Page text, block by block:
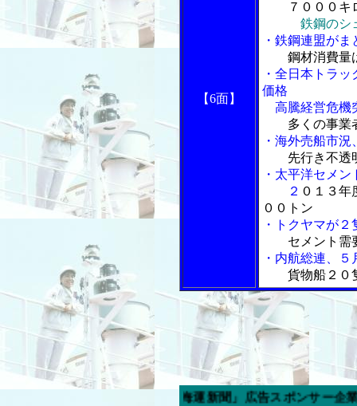
【6面】
７０００キ
鉄鋼のシ
・鉄鋼連盟が
鋼材消費量
・全日本トラ
価格
高騰経営危機
多くの事業
・海外売船市
先行き不透
・太平洋セメ
２ ０１３年
００トン
・トクヤマが
セメント需
・内航総連、
貨物船２０
の「内航海運新聞」広告スポンサー企業